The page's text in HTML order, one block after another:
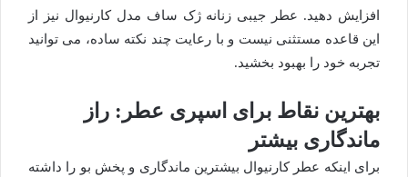
افزایش دهید. عطر جیبی زنانه ژک ساف مدل کارنیوال نیز از
این قاعده مستثنی نیست و با رعایت چند نکته ساده، می توانید
تجربه خود را بهبود بخشید.
بهترین نقاط برای اسپری عطر: راز
ماندگاری بیشتر
برای اینکه عطر کارنیوال بیشترین ماندگاری و پخش بو را داشته